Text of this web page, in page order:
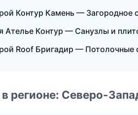
Контур Камень — Загородное
Ателье Контур — Санузлы и
Roof Бригадир — Потолочные
регионе: Северо-